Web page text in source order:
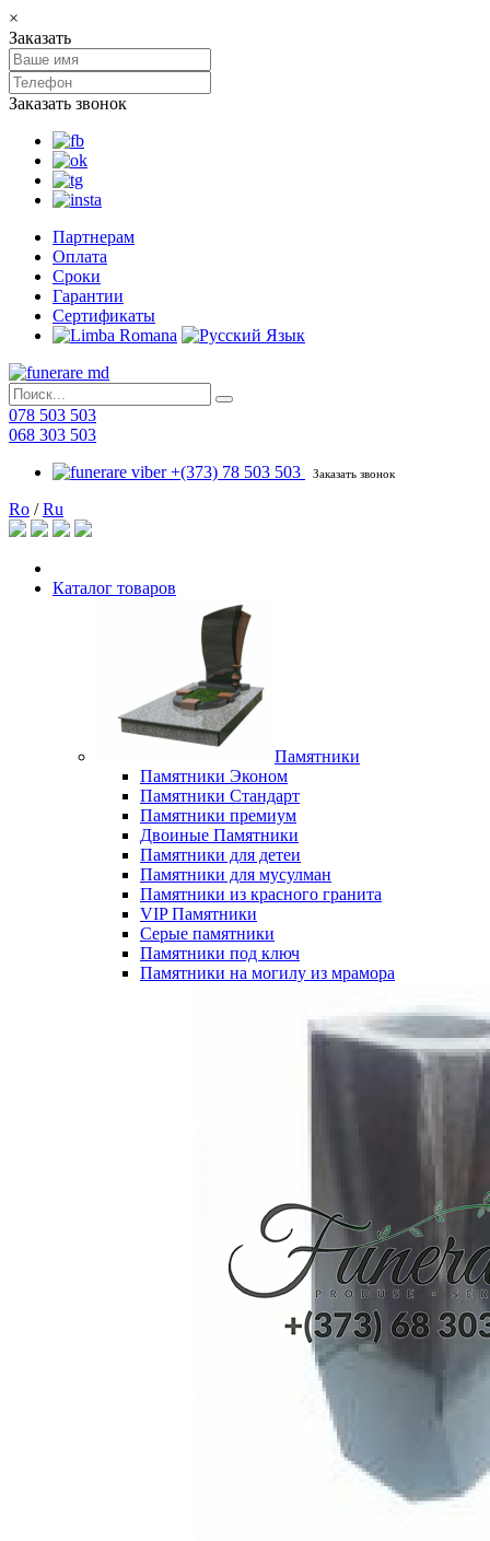
×
Заказать
Заказать звонок
Партнерам
Оплата
Сроки
Гарантии
Сертификаты
078 503 503
068 303 503
+(373) 78 503 503
Заказать звонок
Ro /Ru
Каталог товаров
Памятники
Памятники Эконом
Памятники Стандарт
Памятники премиум
Двоиные Памятники
Памятники для детеи
Памятники для мусулман
Памятники из красного гранита
VIP Памятники
Серые памятники
Памятники под ключ
Памятники на могилу из мрамора